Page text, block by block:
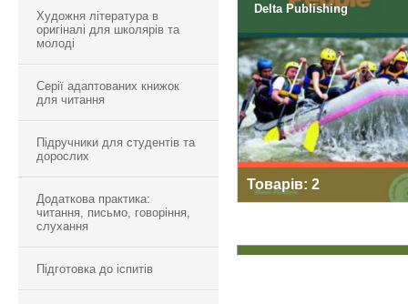
Художня література в
оригіналі для школярів та
молоді
Серії адаптованих книжок
для читання
Підручники для студентів та
дорослих
Додаткова практика:
читання, письмо, говоріння,
слухання
Підготовка до іспитів
Delta Publishing
Товарів: 2
LEADING PEOPLE